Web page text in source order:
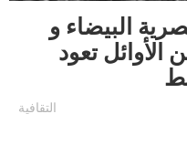
البيضاء و
الأوائل تعود
التقافية